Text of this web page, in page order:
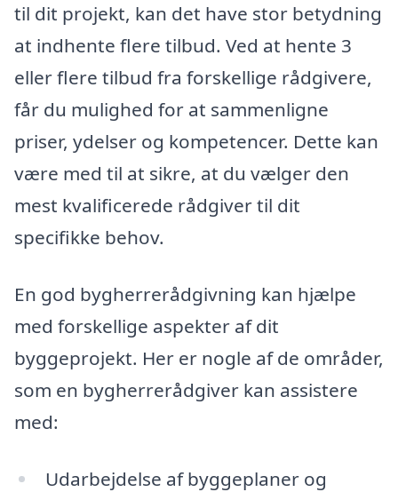
til dit projekt, kan det have stor betydning
at indhente flere tilbud. Ved at hente 3
eller flere tilbud fra forskellige rådgivere,
får du mulighed for at sammenligne
priser, ydelser og kompetencer. Dette kan
være med til at sikre, at du vælger den
mest kvalificerede rådgiver til dit
specifikke behov.
En god bygherrerådgivning kan hjælpe
med forskellige aspekter af dit
byggeprojekt. Her er nogle af de områder,
som en bygherrerådgiver kan assistere
med:
Udarbejdelse af byggeplaner og